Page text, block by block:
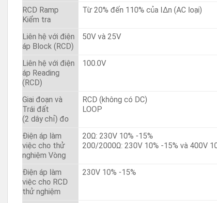
RCD Ramp
Kiểm tra
Từ 20% đến 110% của IΔn (AC loại)
Liên hệ với điện
áp Block (RCD)
50V và 25V
Liên hệ với điện
áp Reading
(RCD)
100.0V
Giai đoạn và
Trái đất
(2 dây chỉ) đo
RCD (không có DC)
LOOP
Điện áp làm
việc cho thử
nghiệm Vòng
20Ω: 230V 10% -15%
200/2000Ω: 230V 10% -15% và 400V
Điện áp làm
việc cho RCD
thử nghiệm
230V 10% -15%